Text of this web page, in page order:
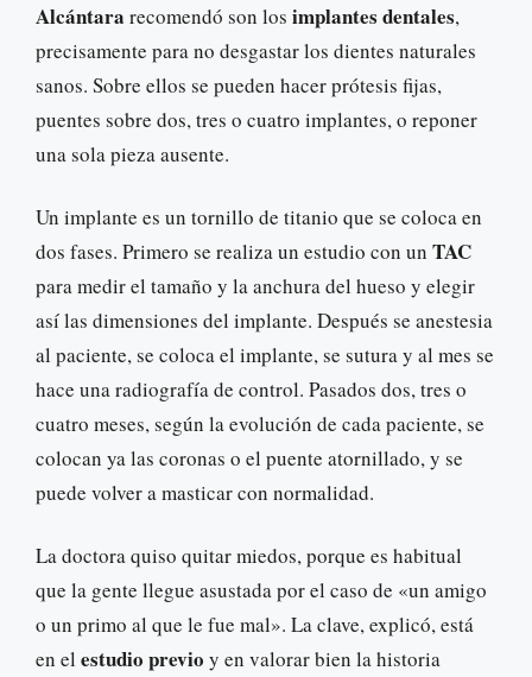
Alcántara recomendó son los implantes dentales,
precisamente para no desgastar los dientes naturales
sanos. Sobre ellos se pueden hacer prótesis fijas,
puentes sobre dos, tres o cuatro implantes, o reponer
una sola pieza ausente.
Un implante es un tornillo de titanio que se coloca en
dos fases. Primero se realiza un estudio con un TAC
para medir el tamaño y la anchura del hueso y elegir
así las dimensiones del implante. Después se anestesia
al paciente, se coloca el implante, se sutura y al mes se
hace una radiografía de control. Pasados dos, tres o
cuatro meses, según la evolución de cada paciente, se
colocan ya las coronas o el puente atornillado, y se
puede volver a masticar con normalidad.
La doctora quiso quitar miedos, porque es habitual
que la gente llegue asustada por el caso de «un amigo
o un primo al que le fue mal». La clave, explicó, está
en el estudio previo y en valorar bien la historia